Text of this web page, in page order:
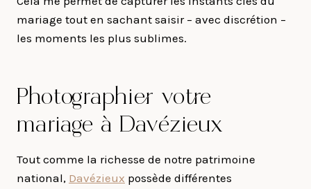
mariage tout en sachant saisir – avec discrétion –
les moments les plus sublimes.
Photographier votre
mariage à Davézieux
Tout comme la richesse de notre patrimoine
national, Davézieux possède différentes